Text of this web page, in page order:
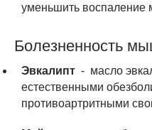
уменьшить
Болезненность
Эвкалипт - масло
естественными
противоартритными